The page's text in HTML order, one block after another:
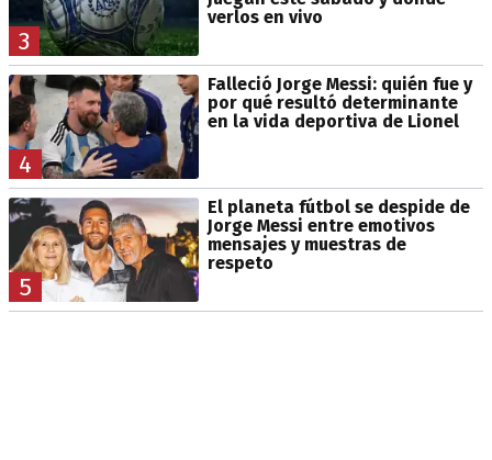
3
verlos en vivo
4
Falleció Jorge Messi: quién fue y
por qué resultó determinante
en la vida deportiva de Lionel
5
El planeta fútbol se despide de
Jorge Messi entre emotivos
mensajes y muestras de
respeto